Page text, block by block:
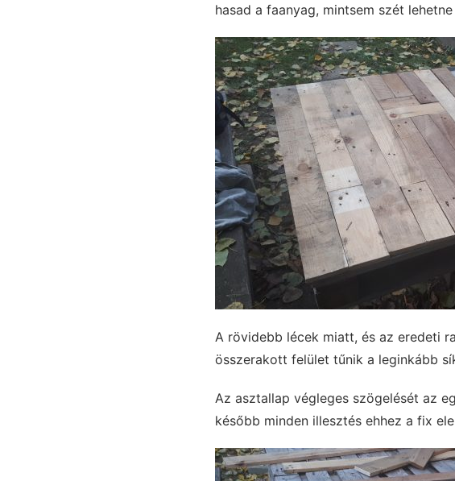
hasad a faanyag, mintsem szét
A rövidebb lécek miatt, és az eredeti
összerakott felület tűnik a leginkább
Az asztallap végleges szögelését az
később minden illesztés ehhez a fix